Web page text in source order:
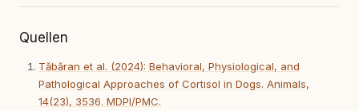
Quellen
Tăbăran et al. (2024): Behavioral, Physiological, and
Pathological Approaches of Cortisol in Dogs. Animals,
14(23), 3536. MDPI/PMC.